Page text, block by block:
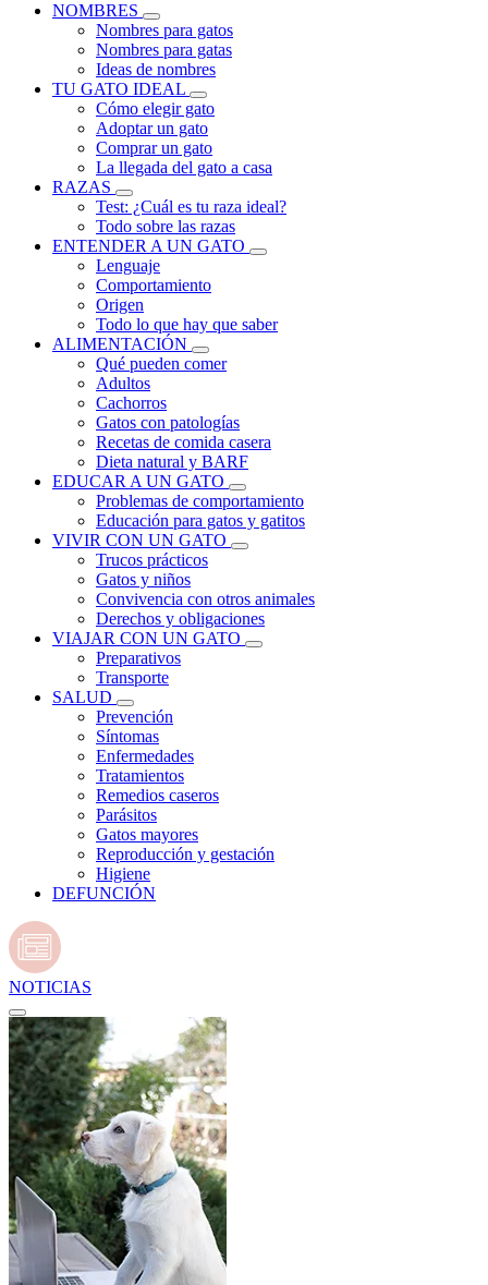
NOMBRES
Nombres para gatos
Nombres para gatas
Ideas de nombres
TU GATO IDEAL
Cómo elegir gato
Adoptar un gato
Comprar un gato
La llegada del gato a casa
RAZAS
Test: ¿Cuál es tu raza ideal?
Todo sobre las razas
ENTENDER A UN GATO
Lenguaje
Comportamiento
Origen
Todo lo que hay que saber
ALIMENTACIÓN
Qué pueden comer
Adultos
Cachorros
Gatos con patologías
Recetas de comida casera
Dieta natural y BARF
EDUCAR A UN GATO
Problemas de comportamiento
Educación para gatos y gatitos
VIVIR CON UN GATO
Trucos prácticos
Gatos y niños
Convivencia con otros animales
Derechos y obligaciones
VIAJAR CON UN GATO
Preparativos
Transporte
SALUD
Prevención
Síntomas
Enfermedades
Tratamientos
Remedios caseros
Parásitos
Gatos mayores
Reproducción y gestación
Higiene
DEFUNCIÓN
NOTICIAS